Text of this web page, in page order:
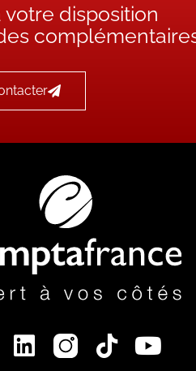
votre disposition